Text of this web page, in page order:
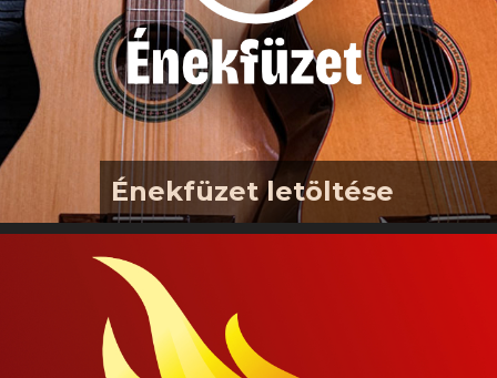
Énekfüzet letöltése
letölthető innen Letöltés